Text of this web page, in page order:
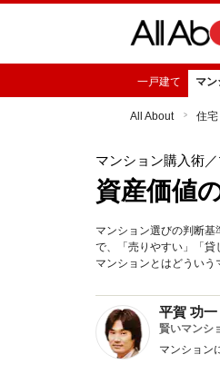
一戸建て マン
All About 住
マンション購入術
資産価値
マンション選びの判断
で、「売りやすい」「
マンションとはどういう
平賀 功一
賢いマンシ
マンション